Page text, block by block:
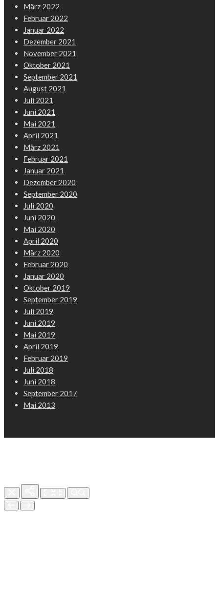
März 2022
Februar 2022
Januar 2022
Dezember 2021
November 2021
Oktober 2021
September 2021
August 2021
Juli 2021
Juni 2021
Mai 2021
April 2021
März 2021
Februar 2021
Januar 2021
Dezember 2020
September 2020
Juli 2020
Juni 2020
Mai 2020
April 2020
März 2020
Februar 2020
Januar 2020
Oktober 2019
September 2019
Juli 2019
Juni 2019
Mai 2019
April 2019
Februar 2019
Juli 2018
Juni 2018
September 2017
Mai 2013